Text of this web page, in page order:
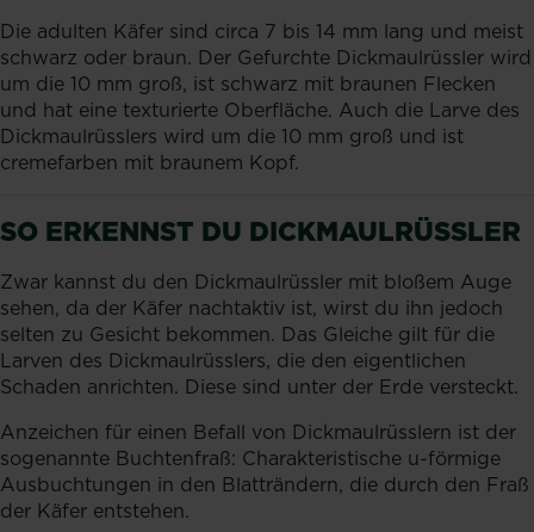
Die adulten Käfer sind circa 7 bis 14 mm lang und meist
schwarz oder braun. Der Gefurchte Dickmaulrüssler wird
um die 10 mm groß, ist schwarz mit braunen Flecken
und hat eine texturierte Oberfläche. Auch die Larve des
Dickmaulrüsslers wird um die 10 mm groß und ist
cremefarben mit braunem Kopf.
SO ERKENNST DU DICKMAULRÜSSLER
Zwar kannst du den Dickmaulrüssler mit bloßem Auge
sehen, da der Käfer nachtaktiv ist, wirst du ihn jedoch
selten zu Gesicht bekommen. Das Gleiche gilt für die
Larven des Dickmaulrüsslers, die den eigentlichen
Schaden anrichten. Diese sind unter der Erde versteckt.
Anzeichen für einen Befall von Dickmaulrüsslern ist der
sogenannte Buchtenfraß: Charakteristische u-förmige
Ausbuchtungen in den Blatträndern, die durch den Fraß
der Käfer entstehen.